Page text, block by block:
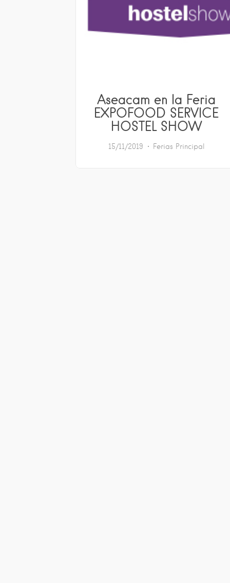
Aseacam en la Feria
EXPOFOOD SERVICE
HOSTEL SHOW
15/11/2019 Ferias Principal